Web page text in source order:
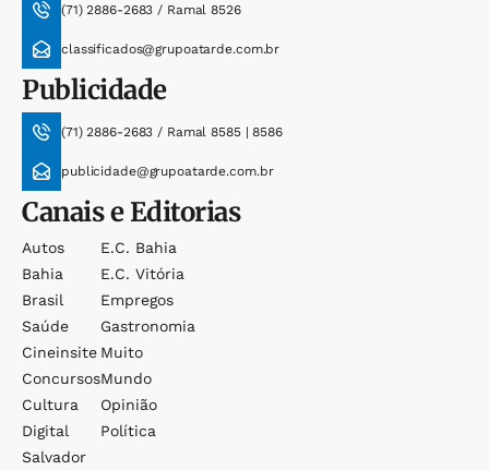
(71) 2886-2683 / Ramal 8526
classificados@grupoatarde.com.br
Publicidade
(71) 2886-2683 / Ramal 8585 | 8586
publicidade@grupoatarde.com.br
Canais e Editorias
Autos
Bahia
Brasil
Saúde
Cineinsite
Concursos
Cultura
Digital
Salvador
E.c. Bahia
E.c. Vitória
Empregos
Gastronomia
Muito
Mundo
Opinião
Política